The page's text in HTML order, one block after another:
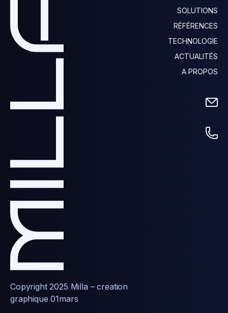
SOLUTIONS
RÉFÉRENCES
TECHNOLOGIE
ACTUALITÉS
A PROPOS
Copyright 2025 Milla – creation
graphique01mars​